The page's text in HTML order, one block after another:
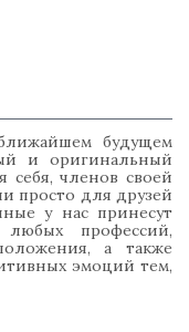
будущем
и оригинальный
членов своей
просто для друзей
у нас принесут
любых профессий,
а также
эмоций тем,